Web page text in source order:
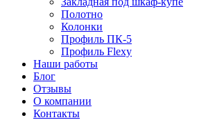
Полотно
Колонки
Профиль ПК-5
Профиль Flexy
Наши работы
Блог
Отзывы
О компании
Контакты